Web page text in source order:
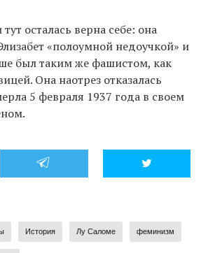
осталась верна себе: она
«полоумной недоучкой» и
был таким же фашистом, как
Она наотрез отказалась
5 февраля 1937 года в своем
История Лу Саломе феминизм